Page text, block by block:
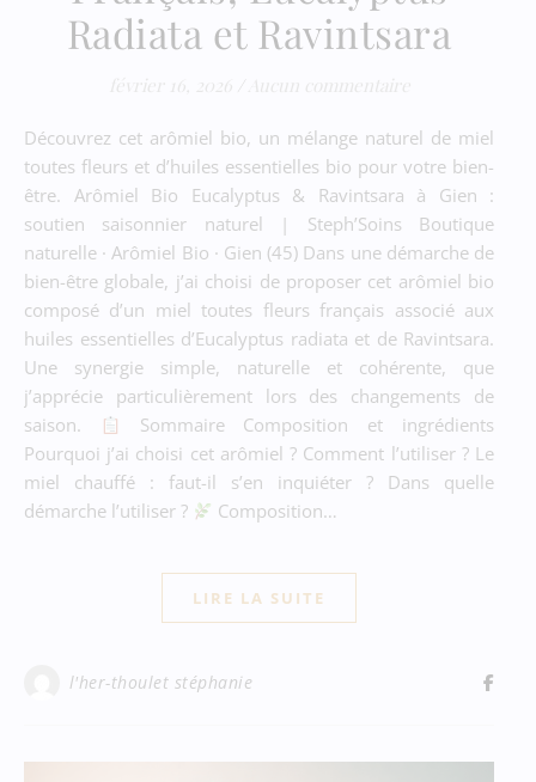
Radiata et Ravintsara
février 16, 2026 Aucun commentaire
Découvrez cet arômiel bio, un mélange naturel de miel
toutes fleurs et d’huiles essentielles bio pour votre bien-
être. Arômiel Bio Eucalyptus & Ravintsara à Gien :
soutien saisonnier naturel | Steph’Soins Boutique
naturelle · Arômiel Bio · Gien (45) Dans une démarche de
bien-être globale, j’ai choisi de proposer cet arômiel bio
composé d’un miel toutes fleurs français associé aux
huiles essentielles d’Eucalyptus radiata et de Ravintsara.
Une synergie simple, naturelle et cohérente, que
j’apprécie particulièrement lors des changements de
saison.
Sommaire Composition et ingrédients
Pourquoi j’ai choisi cet arômiel ? Comment l’utiliser ? Le
miel chauffé : faut-il s’en inquiéter ? Dans quelle
démarche l’utiliser ?
Composition…
LIRE LA SUITE
l'her-thoulet stéphanie